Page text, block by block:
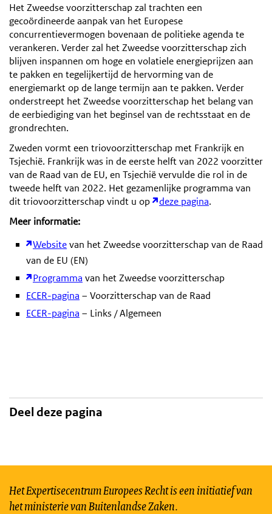
Het Zweedse voorzitterschap zal trachten een
gecoördineerde aanpak van het Europese
concurrentievermogen bovenaan de politieke agenda te
verankeren. Verder zal het Zweedse voorzitterschap zich
blijven inspannen om hoge en volatiele energieprijzen aan
te pakken en tegelijkertijd de hervorming van de
energiemarkt op de lange termijn aan te pakken. Verder
onderstreept het Zweedse voorzitterschap het belang van
de eerbiediging van het beginsel van de rechtsstaat en de
grondrechten.
Zweden vormt een triovoorzitterschap met Frankrijk en
Tsjechië. Frankrijk was in de eerste helft van 2022 voorzitter
van de Raad van de EU, en Tsjechië vervulde die rol in de
tweede helft van 2022. Het gezamenlijke programma van
dit triovoorzitterschap vindt u op
deze pagina.
Meer informatie:
Websitevan het Zweedse voorzitterschap van de Raad
van de EU (EN)
Programma van het Zweedse voorzitterschap
ECER-pagina – Voorzitterschap van de Raad
ECER-pagina – Links / Algemeen
Deel deze pagina
Het Expertisecentrum Europees Recht is een initiatief van
het ministerie van Buitenlandse Zaken.